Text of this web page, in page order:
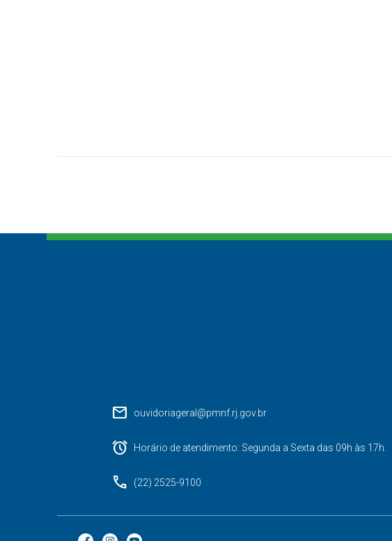
mail ouvidoriageral@pmnf.rj.gov.br
alarm Horário de atendimento: Segunda a Sexta das 09h às 17h.
phone (22) 2525-9100